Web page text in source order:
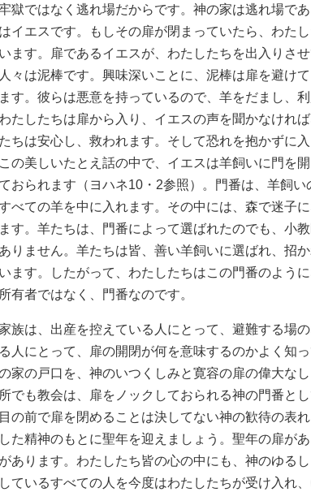
獄ではなく逃れ場だからです。神の家は逃れ場で
イエスです。もしその扉が閉まっていたら、わた
ます。扉であるイエスが、わたしたちを出入りさ
々は泥棒です。興味深いことに、泥棒は扉を避け
す。彼らは悪意を持っているので、羊をだまし、
たしたちは扉から入り、イエスの声を聞かなけれ
ちは安心し、救われます。そして恐れを抱かずに
の美しいたとえ話の中で、イエスは羊飼いに門を
おられます（ヨハネ10・2参照）。門番は、羊飼
べての羊を中に入れます。その中には、森で迷子
す。羊たちは、門番によって選ばれたのでも、小
りません。羊たちは皆、善い羊飼いに選ばれ、招
ます。したがって、わたしたちはこの門番のよう
有者ではなく、門番なのです。
族は、出産を控えている人にとって、避難する場
人にとって、扉の開閉が何を意味するのかよく知
家の戸口を、神のいつくしみと寛容の扉の偉大な
でも教会は、扉をノックしておられる神の門番と
の前で扉を閉めることは決してない神の歓待の表
た精神のもとに聖年を迎えましょう。聖年の扉が
あります。わたしたち皆の心の中にも、神のゆる
ているすべての人を今度はわたしたちが受け入れ